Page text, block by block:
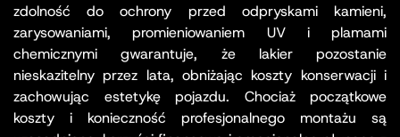
zdolność do ochrony przed odpryskami kamieni,
zarysowaniami, promieniowaniem UV i plamami
chemicznymi gwarantuje, że lakier pozostanie
nieskazitelny przez lata, obniżając koszty konserwacji i
zachowując estetykę pojazdu. Chociaż początkowe
koszty i konieczność profesjonalnego montażu są